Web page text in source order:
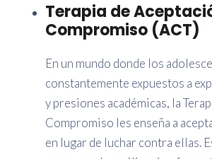
Terapia de
Compromiso (ACT)
En un mundo donde los
constantemente expuestos a
y presiones académicas, la
Compromiso les enseña a
en lugar de luchar contra ellas.